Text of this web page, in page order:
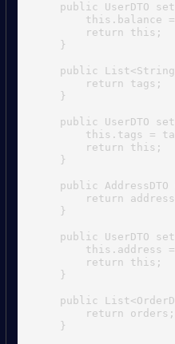
public UserDTO
this.balance
        return this;
    }
public
        return tags;
    }
public UserDTO
this.tags =
        return this;
    }
public AddressDTO
return
    }
public UserDTO
this.address
        return this;
    }
public
        return orders;
    }